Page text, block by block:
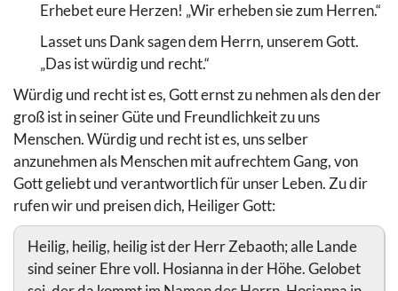
Erhebet eure Herzen! „Wir erheben sie zum Herren.“
Lasset uns Dank sagen dem Herrn, unserem Gott.
„Das ist würdig und recht.“
Würdig und recht ist es, Gott ernst zu nehmen als den der
groß ist in seiner Güte und Freundlichkeit zu uns
Menschen. Würdig und recht ist es, uns selber
anzunehmen als Menschen mit aufrechtem Gang, von
Gott geliebt und verantwortlich für unser Leben. Zu dir
rufen wir und preisen dich, Heiliger Gott:
Heilig, heilig, heilig ist der Herr Zebaoth; alle Lande
sind seiner Ehre voll. Hosianna in der Höhe. Gelobet